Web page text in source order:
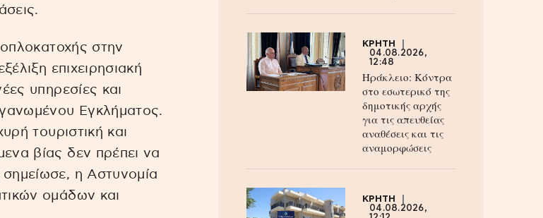
οπλοκατοχής στην
επιχειρησιακή
υπηρεσίες και
Εγκλήματος.
τουριστική και
βίας δεν πρέπει να
η Αστυνομία
ομάδων και
ΚΡΗΤΗ
04.08.2026,
12:48
Ηράκλειο: Κόντρα
στο εσωτερικό της
δημοτικής αρχής
για τις απευθείας
αναθέσεις και τις
αναμορφώσεις
ΚΡΗΤΗ
04.08.2026,